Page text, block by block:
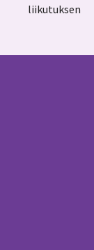
liikutuksen